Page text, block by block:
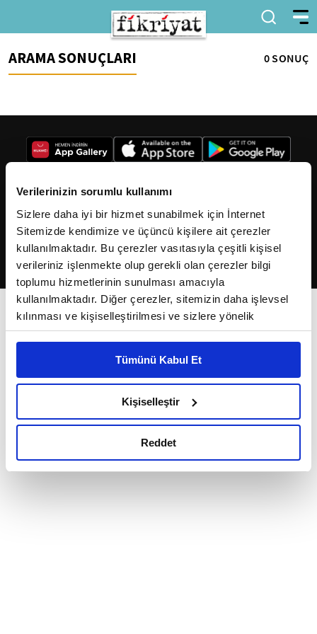
Verilerinizin sorumlu kullanımı
Sizlere daha iyi bir hizmet sunabilmek için İnternet
Sitemizde kendimize ve üçüncü kişilere ait çerezler
kullanılmaktadır. Bu çerezler vasıtasıyla çeşitli kişisel
verileriniz işlenmekte olup gerekli olan çerezler bilgi
toplumu hizmetlerinin sunulması amacıyla
kullanılmaktadır. Diğer çerezler, sitemizin daha işlevsel
kılınması ve kişiselleştirilmesi ve sizlere yönelik
reklam/pazarlama faaliyetlerinin yapılması, amaçlarıyla
Çerezlere ilişkin tercihlerinizi çerez paneli vasıtasıyla
belirleyebilirsiniz. Çerezlere ilişkin detaylı bilgi için
Ayarlar butonuna tıklayabilir,Çerez Bilgilendirme
Metnimizi ziyaret edebilirsiniz.
okumak ve sitemizi ziyaretiniz kapsamında
Tümünü Kabul Et
Kişiselleştir
Reddet
ARAMA SONUÇLARI 0 SONUÇ
2026Fikriyat. Tüm hakları saklıdır.